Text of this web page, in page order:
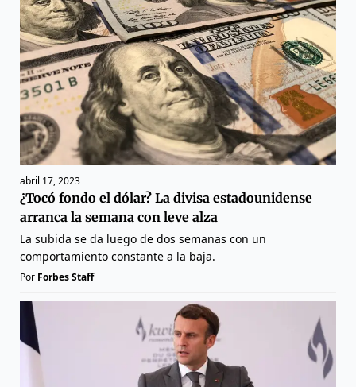
abril 17, 2023
¿Tocó fondo el dólar? La divisa estadounidense
arranca la semana con leve alza
La subida se da luego de dos semanas con un
comportamiento constante a la baja.
Por Forbes Staff